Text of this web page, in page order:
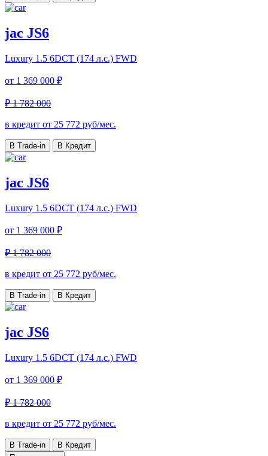
jac JS6
Luxury 1.5 6DCT (174 л.с.) FWD
от 1 369 000 ₽
₽ 1 782 000
в кредит от 25 772 руб/мес.
В Trade-in В Кредит
jac JS6
Luxury 1.5 6DCT (174 л.с.) FWD
от 1 369 000 ₽
₽ 1 782 000
в кредит от 25 772 руб/мес.
В Trade-in В Кредит
jac JS6
Luxury 1.5 6DCT (174 л.с.) FWD
от 1 369 000 ₽
₽ 1 782 000
в кредит от 25 772 руб/мес.
В Trade-in
В Кредит